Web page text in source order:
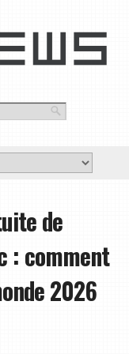
de
: comment
2026